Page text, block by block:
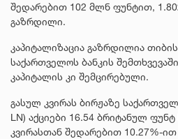
შედარებით 102 მლნ ფუნტით,
გაზრდილი.
კაპიტალიზაცია გაზრდილია
საქართველოს ბანკის
კაპიტალის კი შემცირებული.
გასულ კვირას ბირჟაზე
LN) აქციები 16.54 ბრიტანულ
კვირასთან შედარებით 10.27%-